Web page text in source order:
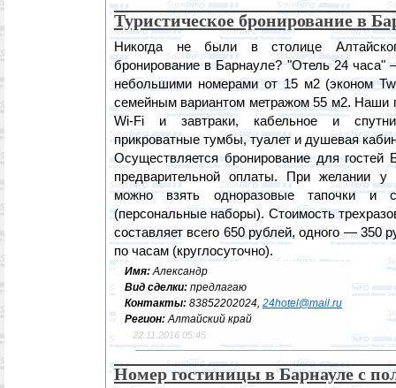
Туристическое бронирование в
Никогда не были в столице
бронирование в Барнауле? "Отель 24 часа"
небольшими номерами от 15 м2 (эконом
семейным вариантом метражом 55 м2. Наши
Wi-Fi и завтраки, кабельное и
прикроватные тумбы, туалет и душевая
Осуществляется бронирование для гостей
предварительной оплаты. При желании у
можно взять одноразовые тапочки и
(персональные наборы). Стоимость
составляет всего 650 рублей, одного — 350
по часам (круглосуточно).
Имя:Александр
Вид сделки: предлагаю
Контакты: 83852202024, 24hotel@mail.ru
Регион:Алтайский край
22.11.2016 05:45
Номер гостиницы в Барнауле с